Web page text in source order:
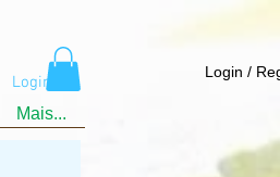
Login /
Mais...
Login